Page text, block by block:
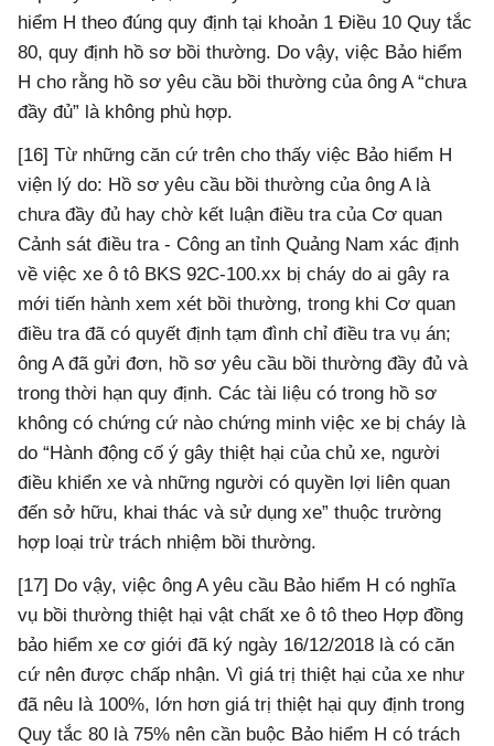
hiểm H theo đúng quy định tại khoản 1 Điều 10 Quy tắc
80, quy định hồ sơ bồi thường. Do vậy, việc Bảo hiểm
H cho rằng hồ sơ yêu cầu bồi thường của ông A “chưa
đầy đủ” là không phù hợp.
[16] Từ những căn cứ trên cho thấy việc Bảo hiểm H
viện lý do: Hồ sơ yêu cầu bồi thường của ông A là
chưa đầy đủ hay chờ kết luận điều tra của Cơ quan
Cảnh sát điều tra - Công an tỉnh Quảng Nam xác định
về việc xe ô tô BKS 92C-100.xx bị cháy do ai gây ra
mới tiến hành xem xét bồi thường, trong khi Cơ quan
điều tra đã có quyết định tạm đình chỉ điều tra vụ án;
ông A đã gửi đơn, hồ sơ yêu cầu bồi thường đầy đủ và
trong thời hạn quy định. Các tài liệu có trong hồ sơ
không có chứng cứ nào chứng minh việc xe bị cháy là
do “Hành động cố ý gây thiệt hại của chủ xe, người
điều khiển xe và những người có quyền lợi liên quan
đến sở hữu, khai thác và sử dụng xe” thuộc trường
hợp loại trừ trách nhiệm bồi thường.
[17] Do vậy, việc ông A yêu cầu Bảo hiểm H có nghĩa
vụ bồi thường thiệt hại vật chất xe ô tô theo Hợp đồng
bảo hiểm xe cơ giới đã ký ngày 16/12/2018 là có căn
cứ nên được chấp nhận. Vì giá trị thiệt hại của xe như
đã nêu là 100%, lớn hơn giá trị thiệt hại quy định trong
Quy tắc 80 là 75% nên cần buộc Bảo hiểm H có trách